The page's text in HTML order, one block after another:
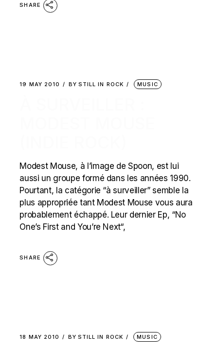
SHARE
19 MAY 2010 BY STILL IN ROCK MUSIC
Modest Mouse, à l’image de Spoon, est lui
aussi un groupe formé dans les années 1990.
Pourtant, la catégorie “à surveiller” semble la
plus appropriée tant Modest Mouse vous aura
probablement échappé. Leur dernier Ep, “No
One’s First and You’re Next“,
SHARE
18 MAY 2010 BY STILL IN ROCK MUSIC